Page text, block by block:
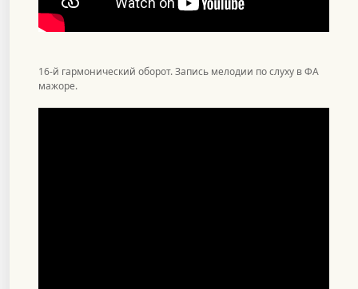
16-й гармонический оборот. Запись мелодии по слуху в ФА
мажоре.